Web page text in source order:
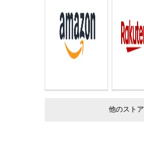
判型：
他のストア